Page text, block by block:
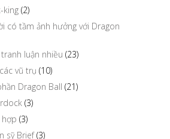
king (2)
có tầm ảnh hưởng với Dragon
luận nhiều (23)
vũ trụ (10)
Dragon Ball (21)
(3)
hợp (3)
sỹ Brief(3)